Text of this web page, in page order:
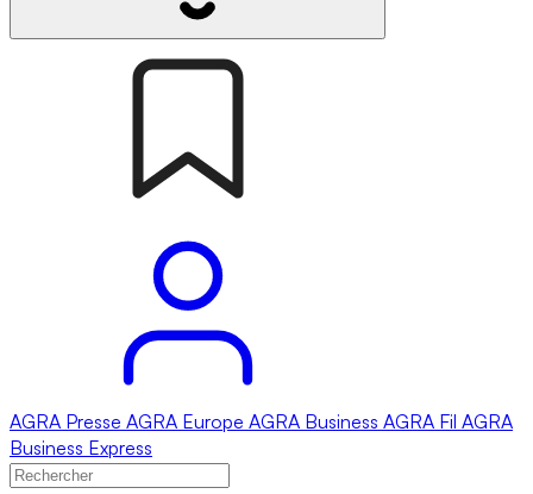
AGRA Presse AGRA Europe AGRA Business AGRA Fil AGRA
Business Express